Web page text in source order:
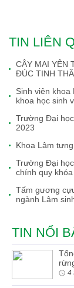
TIN LIÊN
CÂY MAI YÊN
ĐÚC TINH
Sinh viên khoa
khoa học sinh
Trường Đại
2023
Khoa Lâm
Trường Đại
chính quy khóa
Tấm gương
ngành Lâm
TIN NỔI
4